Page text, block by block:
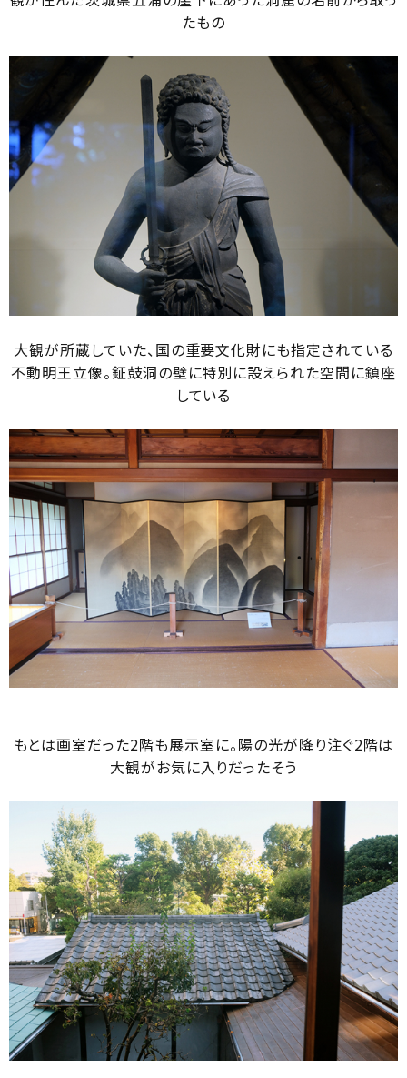
たもの
大観が所蔵していた、国の重要文化財にも指定されている
不動明王立像。鉦鼓洞の壁に特別に設えられた空間に鎮座
している
もとは画室だった2階も展示室に。陽の光が降り注ぐ2階は
大観がお気に入りだったそう